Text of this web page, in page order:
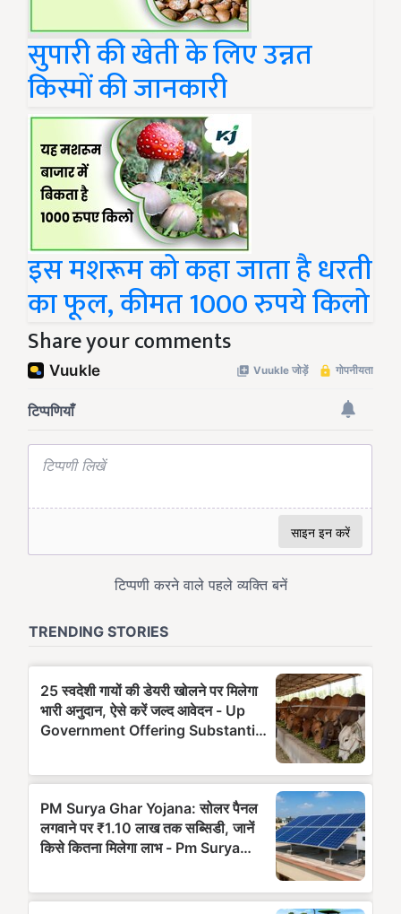
सुपारी की खेती के लिए उन्नत
किस्मों की जानकारी
इस मशरूम को कहा जाता है धरती
का फूल, कीमत 1000 रुपये किलो
Share your comments